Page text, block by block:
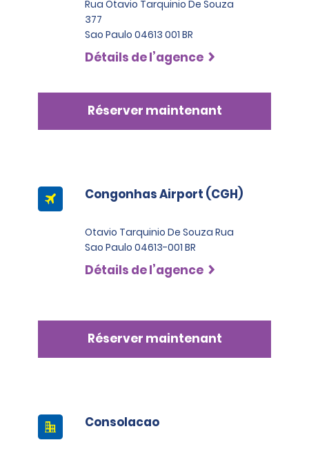
Rua Otavio Tarquinio De Souza
377
Sao Paulo 04613 001 BR
Détails de l’agence
Réserver maintenant
Congonhas Airport (CGH)
Otavio Tarquinio De Souza Rua
Sao Paulo 04613-001 BR
Détails de l’agence
Réserver maintenant
Consolacao